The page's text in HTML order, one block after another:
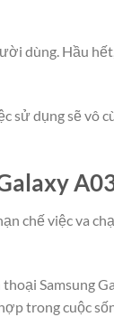
dùng. Hầu
dụng sẽ vô
chế việc va
Samsung
trong cuộc